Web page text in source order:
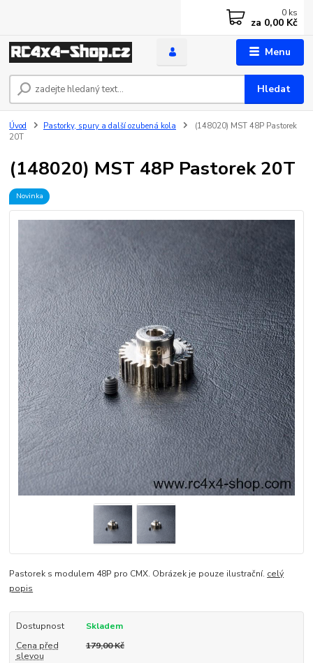
Menu
Hledat
0 ks
za 0,00 Kč
Úvod Pastorky, spury a další ozubená kola
(148020) MST 48P Pastorek
20T
(148020) MST 48P Pastorek 20T
Novinka
Pastorek s modulem 48P pro CMX. Obrázek je pouze ilustrační. celý
popis
Dostupnost
Skladem
Cena před
slevou
179,00 Kč